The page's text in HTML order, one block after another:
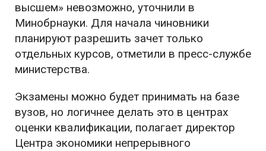
высшем» невозможно, уточнили в
Минобрнауки. Для начала чиновники
планируют разрешить зачет только
отдельных курсов, отметили в пресс-службе
министерства.
Экзамены можно будет принимать на базе
вузов, но логичнее делать это в центрах
оценки квалификации, полагает директор
Центра экономики непрерывного